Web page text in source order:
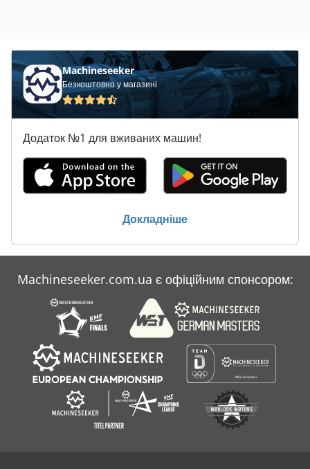
Machineseeker
Безкоштовно у магазині
Додаток №1 для вживаних машин!
Докладніше
Machineseeker.com.ua є офіційним спонсором: